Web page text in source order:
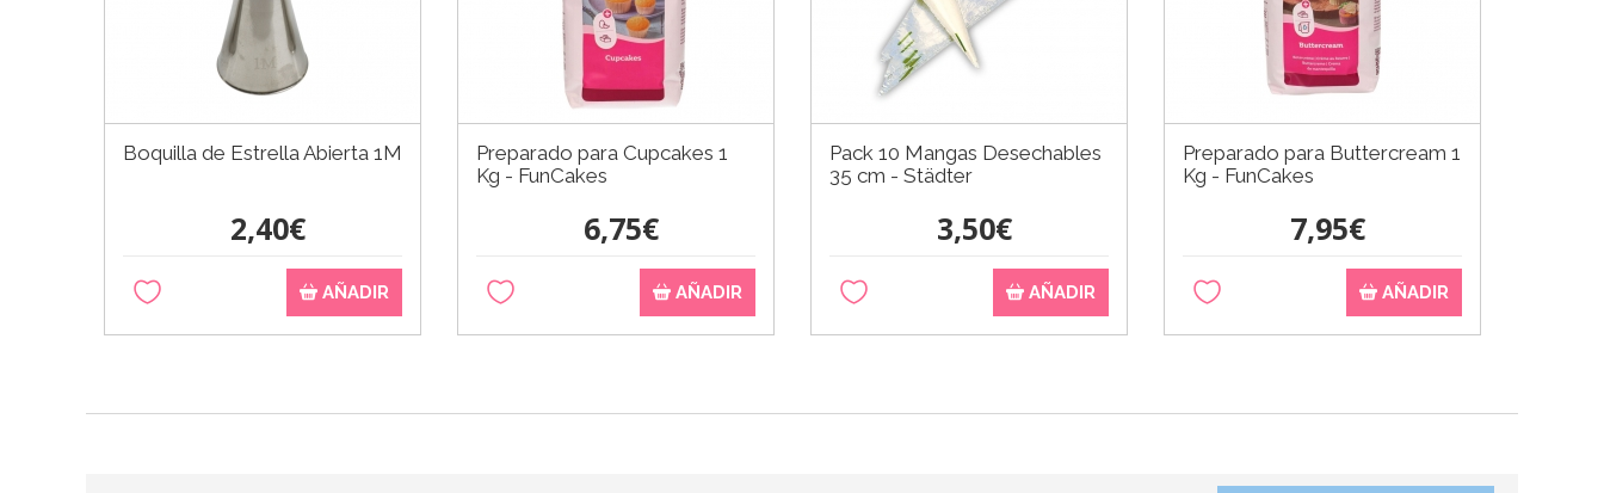
Boquilla de Estrella Abierta 1M
2,40€
AÑADIR
Preparado para Cupcakes 1
Kg - FunCakes
6,75€
AÑADIR
Pack 10 Mangas Desechables
35 cm - Städter
3,50€
AÑADIR
Preparado para Buttercream 1
Kg - FunCakes
7,95€
AÑADIR